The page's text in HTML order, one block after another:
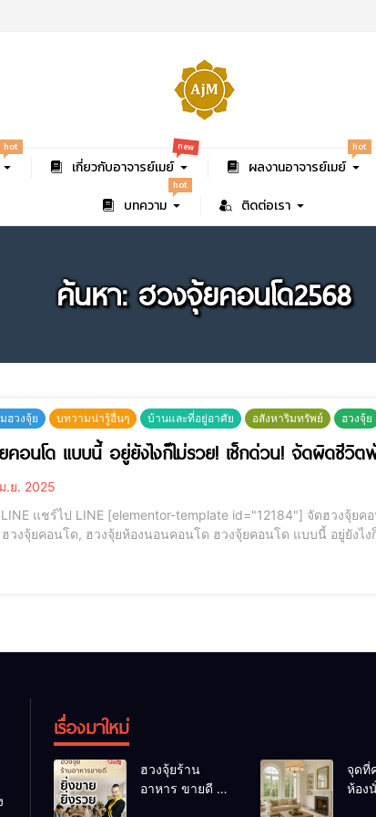
hot
เกี่ยวกับอาจารย์เมย์
new
ผลงานอาจารย์เมย์
hot
บทความ
hot
ติดต่อเรา
ค้นหา: ฮวงจุ้ยคอนโด2568
ฮวงจุ้ย บทวามน่ารู้อื่นๆ บ้านและที่อยู่อาศัย อสังหาริมทรัพย์ ฮวงจุ้ย
คอนโด แบบนี้ อยู่ยังไงก็ไม่รวย! เช็กด่วน! จัดผิดชีวิต
.ย. 2025
ห้องคอนโดตามฮวงจุ้ย, ทิศไหนดีซื้อคอนโด, จองคิว
วงจุ้ยห้องนอนคอนโด ฮวงจุ้ยคอนโด แบบนี้ อยู่ยังไงก็ไม่รวย! เช็กด่วน! จัดผิดชีวิตพัง เงินหาย ทำไมต้องรู้เรื่อง “ฮ
เรื่องมาใหม่
ฮวงจุ้ยร้าน
อาหาร ขายดี ยิ่ง
จุดที่
ห้อง